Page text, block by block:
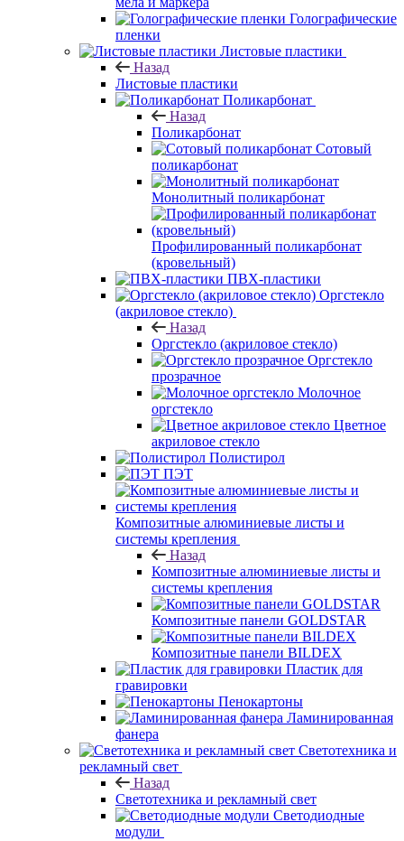
Голографические
пленки
Листовые пластики
Назад
Листовые пластики
Поликарбонат
Назад
Поликарбонат
Сотовый
поликарбонат
Монолитный поликарбонат
Профилированный поликарбонат
(кровельный)
ПВХ-пластики
Оргстекло
(акриловое стекло)
Назад
Оргстекло (акриловое стекло)
Оргстекло
прозрачное
Молочное
оргстекло
Цветное
акриловое стекло
Полистирол
ПЭТ
Композитные алюминиевые листы и
системы крепления
Назад
Композитные алюминиевые листы и
системы крепления
Композитные панели GOLDSTAR
Композитные панели BILDEX
Пластик для
гравировки
Пенокартоны
Ламинированная
фанера
Светотехника и
рекламный свет
Назад
Светотехника и рекламный свет
Светодиодные
модули